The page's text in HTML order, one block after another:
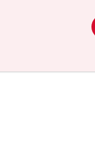
Regierung
Anwendung